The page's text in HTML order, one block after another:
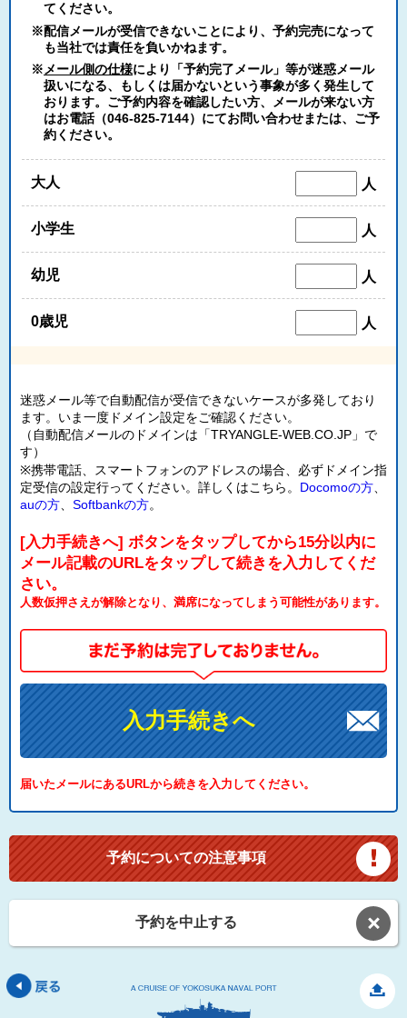
てください。
※配信メールが受信できないことにより、予約完売になって
も当社では責任を負いかねます。
※メール側の仕様により「予約完了メール」等が迷惑メール
扱いになる、もしくは届かないという事象が多く発生して
おります。ご予約内容を確認したい方、メールが来ない方
はお電話（046-825-7144）にてお問い合わせまたは、ご予
約ください。
大人 人
小学生 人
幼児 人
0歳児 人
迷惑メール等で自動配信が受信できないケースが多発しており
ます。いま一度ドメイン設定をご確認ください。
（自動配信メールのドメインは「TRYANGLE-WEB.CO.JP」で
す）
※携帯電話、スマートフォンのアドレスの場合、必ずドメイン指
定受信の設定行ってください。詳しくはこちら。 Docomoの方
auの方
Softbankの方。
[入力手続きへ] ボタンをタップしてから15分以内に
メール記載のURLをタップして続きを入力してくだ
さい。
人数仮押さえが解除となり、満席になってしまう可能性があります。
入力手続きへ
届いたメールにあるURLから続きを入力してください。
予約についての注意事項
予約を中止する